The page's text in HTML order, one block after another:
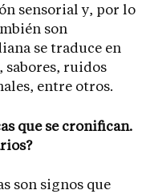
sensorial y, por lo
son
se traduce en
sabores, ruidos
entre otros.
que se cronifican.
son signos que